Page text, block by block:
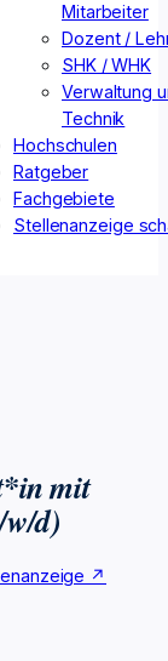
Mitarbeiter
Dozent /
SHK / WHK
Verwaltung
Technik
Hochschulen
Ratgeber
Fachgebiete
Stellenanzeige
mit
d)
↗